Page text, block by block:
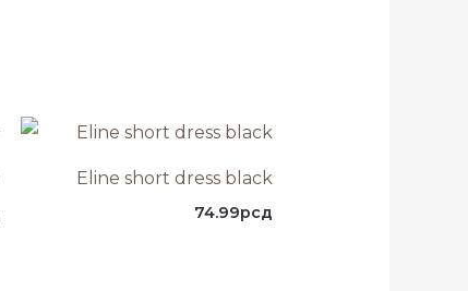
Eline short dress black
74.99рсд